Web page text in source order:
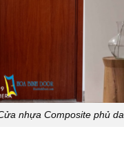
nhựa Composite phủ da